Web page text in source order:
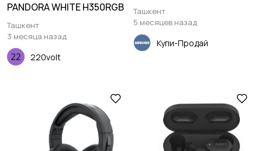
PANDORA WHITE H350RGB
Ташкент
3 месяца назад
220volt
Ташкент
5 месяцев назад
Купи-Продай